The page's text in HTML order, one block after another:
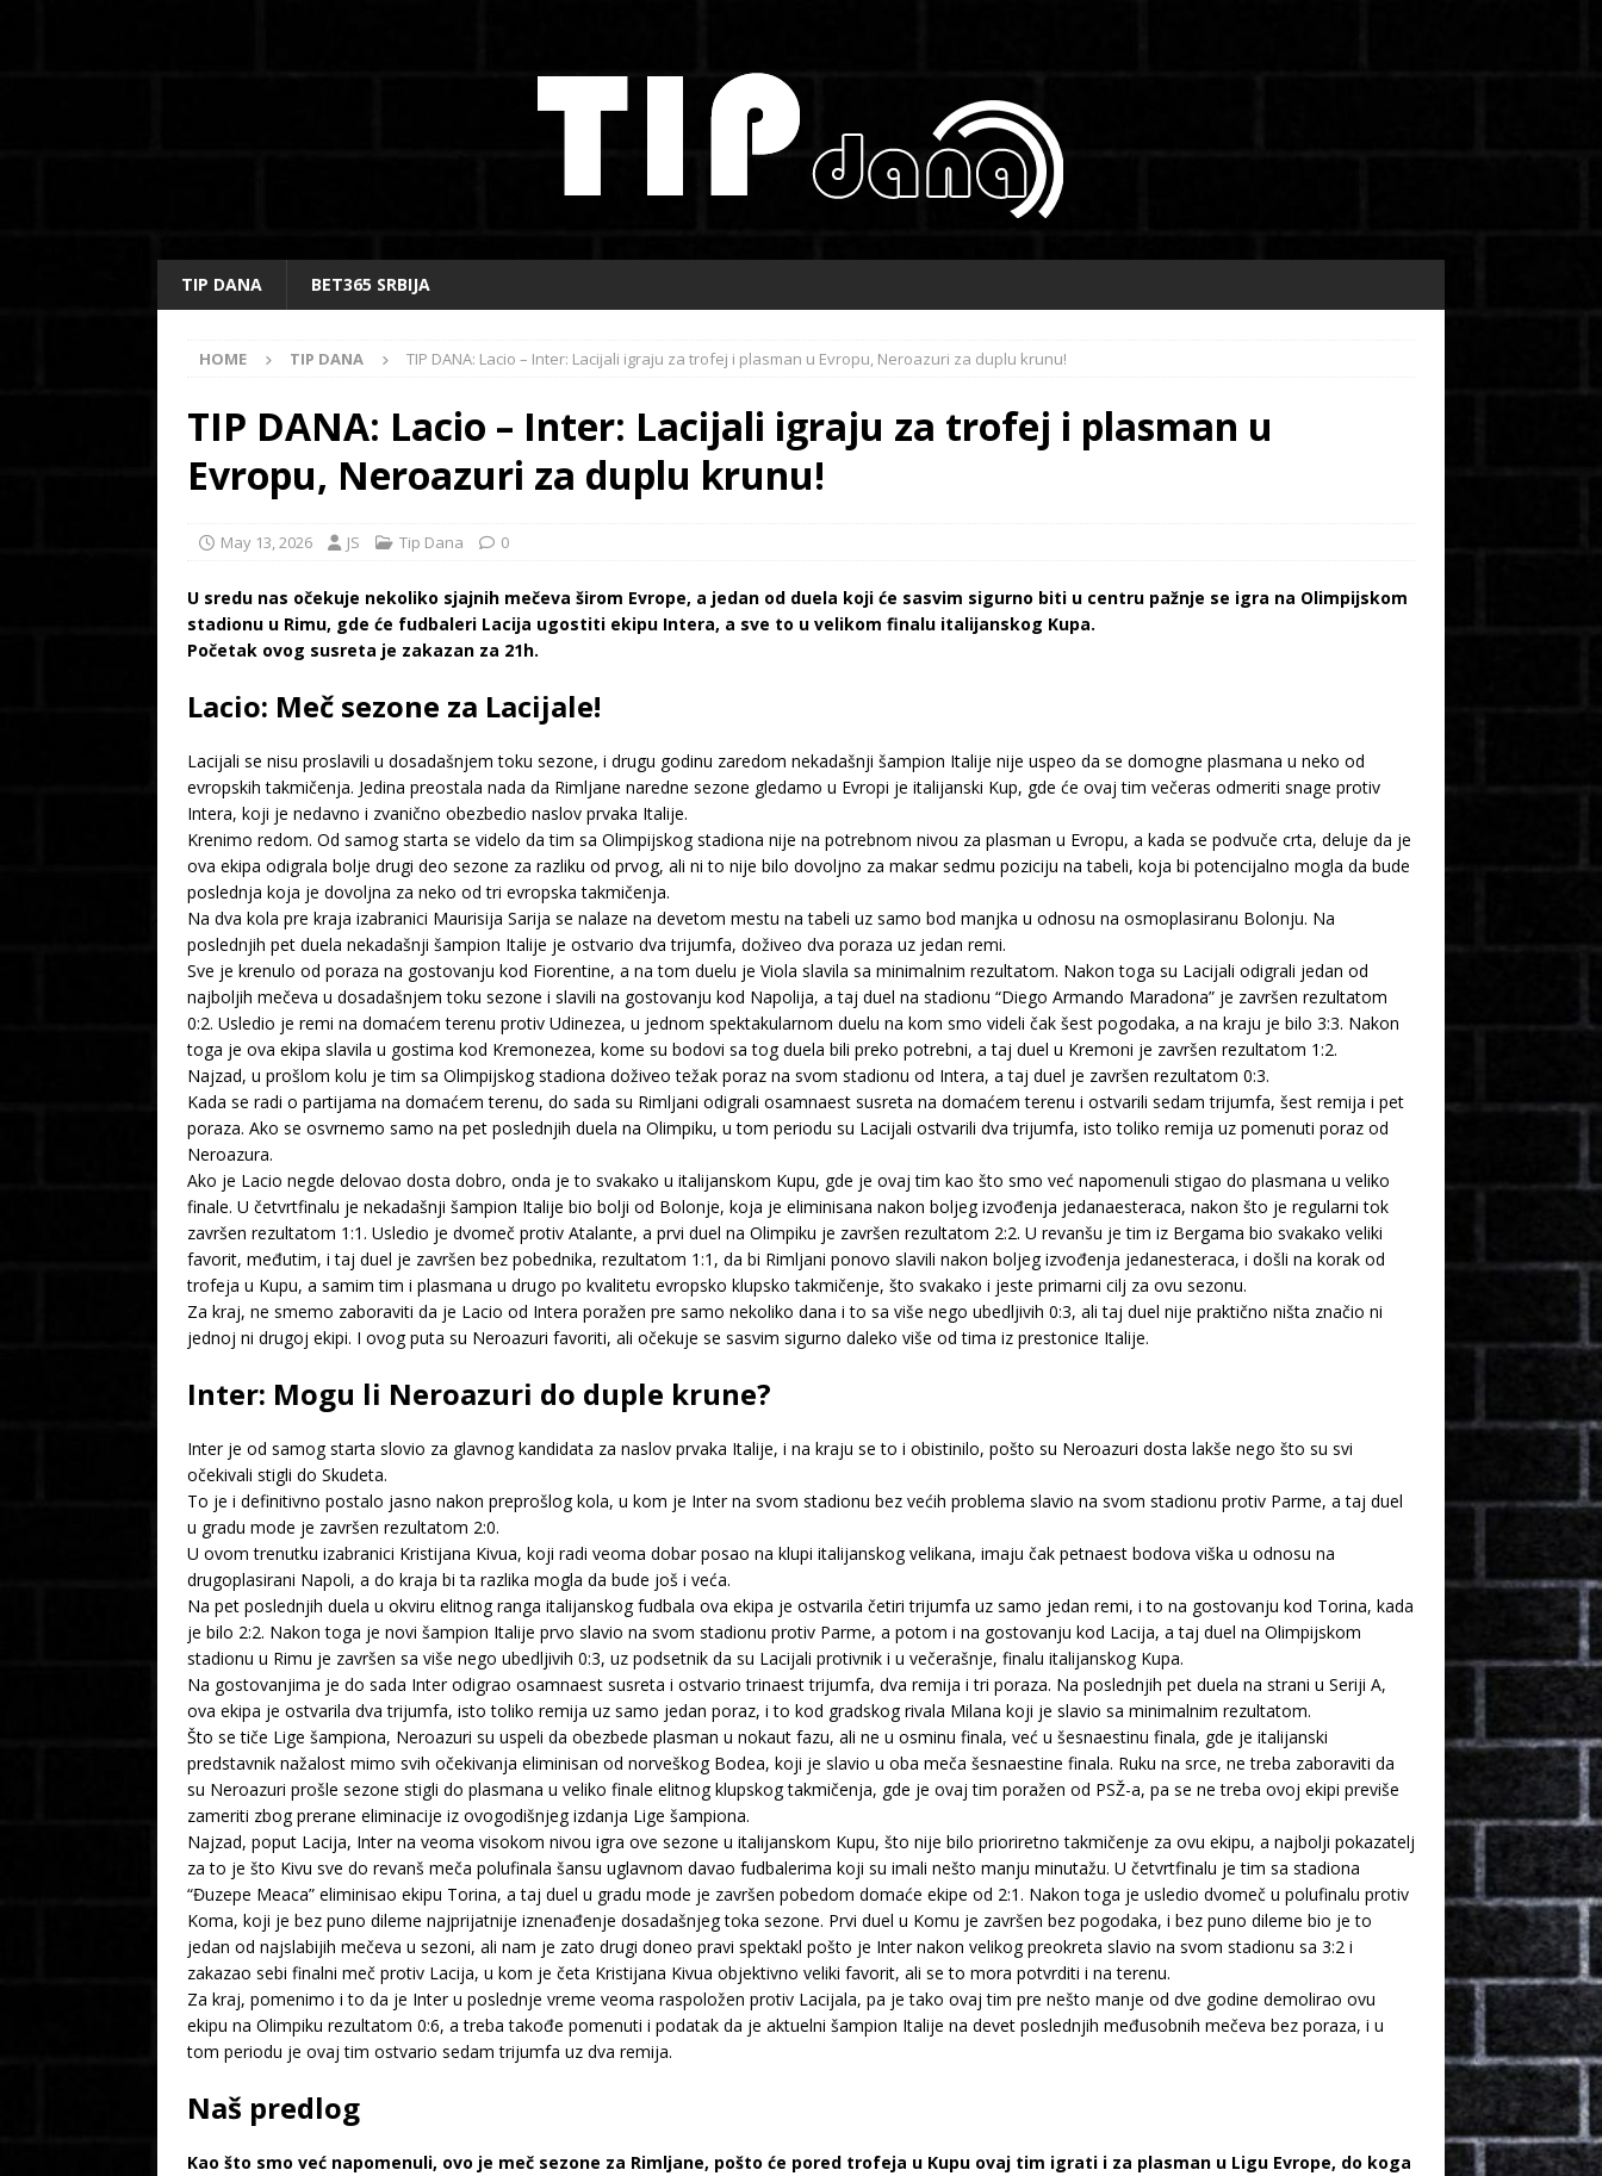
TIP DANA BET365 SRBIJA
HOME TIP DANA TIP DANA: Lacio – Inter: Lacijali igraju za trofej i plasman u Evropu, Neroazuri za duplu krunu!
TIP DANA: Lacio – Inter: Lacijali igraju za trofej i plasman u
Evropu, Neroazuri za duplu krunu!
May 13, 2026 JS Tip Dana 0
U sredu nas očekuje nekoliko sjajnih mečeva širom Evrope, a jedan od duela koji će sasvim sigurno biti u centru pažnje se igra na Olimpijskom
stadionu u Rimu, gde će fudbaleri Lacija ugostiti ekipu Intera, a sve to u velikom finalu italijanskog Kupa.
Početak ovog susreta je zakazan za 21h.
Lacio: Meč sezone za Lacijale!
Lacijali se nisu proslavili u dosadašnjem toku sezone, i drugu godinu zaredom nekadašnji šampion Italije nije uspeo da se domogne plasmana u neko od
evropskih takmičenja. Jedina preostala nada da Rimljane naredne sezone gledamo u Evropi je italijanski Kup, gde će ovaj tim večeras odmeriti snage protiv
Intera, koji je nedavno i zvanično obezbedio naslov prvaka Italije.
Krenimo redom. Od samog starta se videlo da tim sa Olimpijskog stadiona nije na potrebnom nivou za plasman u Evropu, a kada se podvuče crta, deluje da je
ova ekipa odigrala bolje drugi deo sezone za razliku od prvog, ali ni to nije bilo dovoljno za makar sedmu poziciju na tabeli, koja bi potencijalno mogla da bude
poslednja koja je dovoljna za neko od tri evropska takmičenja.
Na dva kola pre kraja izabranici Maurisija Sarija se nalaze na devetom mestu na tabeli uz samo bod manjka u odnosu na osmoplasiranu Bolonju. Na
poslednjih pet duela nekadašnji šampion Italije je ostvario dva trijumfa, doživeo dva poraza uz jedan remi.
Sve je krenulo od poraza na gostovanju kod Fiorentine, a na tom duelu je Viola slavila sa minimalnim rezultatom. Nakon toga su Lacijali odigrali jedan od
najboljih mečeva u dosadašnjem toku sezone i slavili na gostovanju kod Napolija, a taj duel na stadionu “Diego Armando Maradona” je završen rezultatom
0:2. Usledio je remi na domaćem terenu protiv Udinezea, u jednom spektakularnom duelu na kom smo videli čak šest pogodaka, a na kraju je bilo 3:3. Nakon
toga je ova ekipa slavila u gostima kod Kremonezea, kome su bodovi sa tog duela bili preko potrebni, a taj duel u Kremoni je završen rezultatom 1:2.
Najzad, u prošlom kolu je tim sa Olimpijskog stadiona doživeo težak poraz na svom stadionu od Intera, a taj duel je završen rezultatom 0:3.
Kada se radi o partijama na domaćem terenu, do sada su Rimljani odigrali osamnaest susreta na domaćem terenu i ostvarili sedam trijumfa, šest remija i pet
poraza. Ako se osvrnemo samo na pet poslednjih duela na Olimpiku, u tom periodu su Lacijali ostvarili dva trijumfa, isto toliko remija uz pomenuti poraz od
Neroazura.
Ako je Lacio negde delovao dosta dobro, onda je to svakako u italijanskom Kupu, gde je ovaj tim kao što smo već napomenuli stigao do plasmana u veliko
finale. U četvrtfinalu je nekadašnji šampion Italije bio bolji od Bolonje, koja je eliminisana nakon boljeg izvođenja jedanaesteraca, nakon što je regularni tok
završen rezultatom 1:1. Usledio je dvomeč protiv Atalante, a prvi duel na Olimpiku je završen rezultatom 2:2. U revanšu je tim iz Bergama bio svakako veliki
favorit, međutim, i taj duel je završen bez pobednika, rezultatom 1:1, da bi Rimljani ponovo slavili nakon boljeg izvođenja jedanesteraca, i došli na korak od
trofeja u Kupu, a samim tim i plasmana u drugo po kvalitetu evropsko klupsko takmičenje, što svakako i jeste primarni cilj za ovu sezonu.
Za kraj, ne smemo zaboraviti da je Lacio od Intera poražen pre samo nekoliko dana i to sa više nego ubedljivih 0:3, ali taj duel nije praktično ništa značio ni
jednoj ni drugoj ekipi. I ovog puta su Neroazuri favoriti, ali očekuje se sasvim sigurno daleko više od tima iz prestonice Italije.
Inter: Mogu li Neroazuri do duple krune?
Inter je od samog starta slovio za glavnog kandidata za naslov prvaka Italije, i na kraju se to i obistinilo, pošto su Neroazuri dosta lakše nego što su svi
očekivali stigli do Skudeta.
To je i definitivno postalo jasno nakon preprošlog kola, u kom je Inter na svom stadionu bez većih problema slavio na svom stadionu protiv Parme, a taj duel
u gradu mode je završen rezultatom 2:0.
U ovom trenutku izabranici Kristijana Kivua, koji radi veoma dobar posao na klupi italijanskog velikana, imaju čak petnaest bodova viška u odnosu na
drugoplasirani Napoli, a do kraja bi ta razlika mogla da bude još i veća.
Na pet poslednjih duela u okviru elitnog ranga italijanskog fudbala ova ekipa je ostvarila četiri trijumfa uz samo jedan remi, i to na gostovanju kod Torina, kada
je bilo 2:2. Nakon toga je novi šampion Italije prvo slavio na svom stadionu protiv Parme, a potom i na gostovanju kod Lacija, a taj duel na Olimpijskom
stadionu u Rimu je završen sa više nego ubedljivih 0:3, uz podsetnik da su Lacijali protivnik i u večerašnje, finalu italijanskog Kupa.
Na gostovanjima je do sada Inter odigrao osamnaest susreta i ostvario trinaest trijumfa, dva remija i tri poraza. Na poslednjih pet duela na strani u Seriji A,
ova ekipa je ostvarila dva trijumfa, isto toliko remija uz samo jedan poraz, i to kod gradskog rivala Milana koji je slavio sa minimalnim rezultatom.
Što se tiče Lige šampiona, Neroazuri su uspeli da obezbede plasman u nokaut fazu, ali ne u osminu finala, već u šesnaestinu finala, gde je italijanski
predstavnik nažalost mimo svih očekivanja eliminisan od norveškog Bodea, koji je slavio u oba meča šesnaestine finala. Ruku na srce, ne treba zaboraviti da
su Neroazuri prošle sezone stigli do plasmana u veliko finale elitnog klupskog takmičenja, gde je ovaj tim poražen od PSŽ-a, pa se ne treba ovoj ekipi previše
zameriti zbog prerane eliminacije iz ovogodišnjeg izdanja Lige šampiona.
Najzad, poput Lacija, Inter na veoma visokom nivou igra ove sezone u italijanskom Kupu, što nije bilo prioriretno takmičenje za ovu ekipu, a najbolji pokazatelj
za to je što Kivu sve do revanš meča polufinala šansu uglavnom davao fudbalerima koji su imali nešto manju minutažu. U četvrtfinalu je tim sa stadiona
“Đuzepe Meaca” eliminisao ekipu Torina, a taj duel u gradu mode je završen pobedom domaće ekipe od 2:1. Nakon toga je usledio dvomeč u polufinalu protiv
Koma, koji je bez puno dileme najprijatnije iznenađenje dosadašnjeg toka sezone. Prvi duel u Komu je završen bez pogodaka, i bez puno dileme bio je to
jedan od najslabijih mečeva u sezoni, ali nam je zato drugi doneo pravi spektakl pošto je Inter nakon velikog preokreta slavio na svom stadionu sa 3:2 i
zakazao sebi finalni meč protiv Lacija, u kom je četa Kristijana Kivua objektivno veliki favorit, ali se to mora potvrditi i na terenu.
Za kraj, pomenimo i to da je Inter u poslednje vreme veoma raspoložen protiv Lacijala, pa je tako ovaj tim pre nešto manje od dve godine demolirao ovu
ekipu na Olimpiku rezultatom 0:6, a treba takođe pomenuti i podatak da je aktuelni šampion Italije na devet poslednjih međusobnih mečeva bez poraza, i u
tom periodu je ovaj tim ostvario sedam trijumfa uz dva remija.
Naš predlog
Kao što smo već napomenuli, ovo je meč sezone za Rimljane, pošto će pored trofeja u Kupu ovaj tim igrati i za plasman u Ligu Evrope, do koga